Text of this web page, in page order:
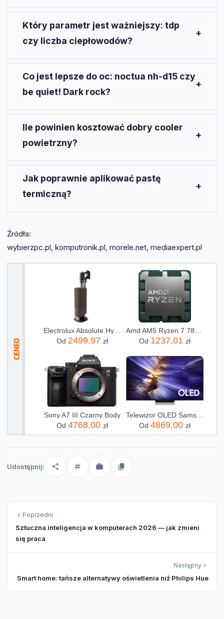
obudowy i porównaj z wysokością radiatora podaną
Który parametr jest ważniejszy: tdp
czy liczba ciepłowodów?
powierzchni radiatora i efekcie chłodzenia w
ciepłowodów wpływa na szybkość rozpraszania
Co jest lepsze do oc: noctua nh-d15 czy
be quiet! Dark rock?
wybierz zależnie od kompatybilności z obudową i
preferencji dotyczących wyglądu oraz dostępności
montażu dlaLGA1700
Ile powinien kosztować dobry cooler
powietrzny?
zł, a ciche i bardzo wydajne chłodzenia kosztują
Jak poprawnie aplikować pastę
termiczną?
Źródła:
wybierzpc.pl, komputronik.pl, morele.net, mediaexpert.pl
Electrolux Absolute Hygienic 800 EP83HB25WU
Od 2499,97 zł
Od 1237,01 zł
Sony A7 III Czarny Body
Od 4768,00 zł
Telewizor OLED Samsung QE65S90FATXXH 65 cali 4K UHD
Od 4869,00 zł
Udostępnij:
Poprzedni
Sztuczna inteligencja w komputerach 2026 — jak zmieni
się praca
Następny
Smart home: tańsze alternatywy oświetlenia niż Philips Hue